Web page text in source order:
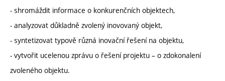
- shromáždit informace o konkurenčních objektech,
- analyzovat důkladně zvolený inovovaný objekt,
- syntetizovat typově různá inovační řešení na objektu,
- vytvořit ucelenou zprávu o řešení projektu – o zdokonalení
zvoleného objektu.